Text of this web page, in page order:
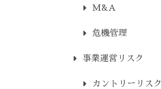
M&A
危機管理
事業運営リスク
カントリーリスク